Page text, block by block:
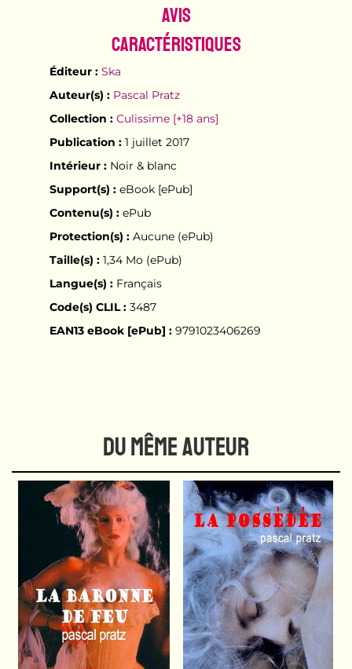
Avis
Caractéristiques
Éditeur : Ska
Auteur(s) : Pascal Pratz
Collection : Culissime [+18 ans]
Publication :1 juillet 2017
Intérieur :Noir & blanc
Support(s) :eBook [ePub]
Contenu(s) :ePub
Protection(s) :Aucune (ePub)
Taille(s) :1,34 Mo (ePub)
Langue(s) :Français
Code(s) CLIL :3487
EAN13 eBook [ePub] :9791023406269
DU MÊME AUTEUR